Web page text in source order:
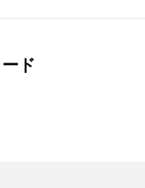
ド